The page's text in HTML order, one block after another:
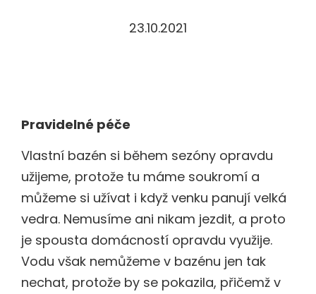
23.10.2021
Pravidelné péče
Vlastní bazén si během sezóny opravdu
užijeme, protože tu máme soukromí a
můžeme si užívat i když venku panují velká
vedra. Nemusíme ani nikam jezdit, a proto
je spousta domácností opravdu využije.
Vodu však nemůžeme v bazénu jen tak
nechat, protože by se pokazila, přičemž v